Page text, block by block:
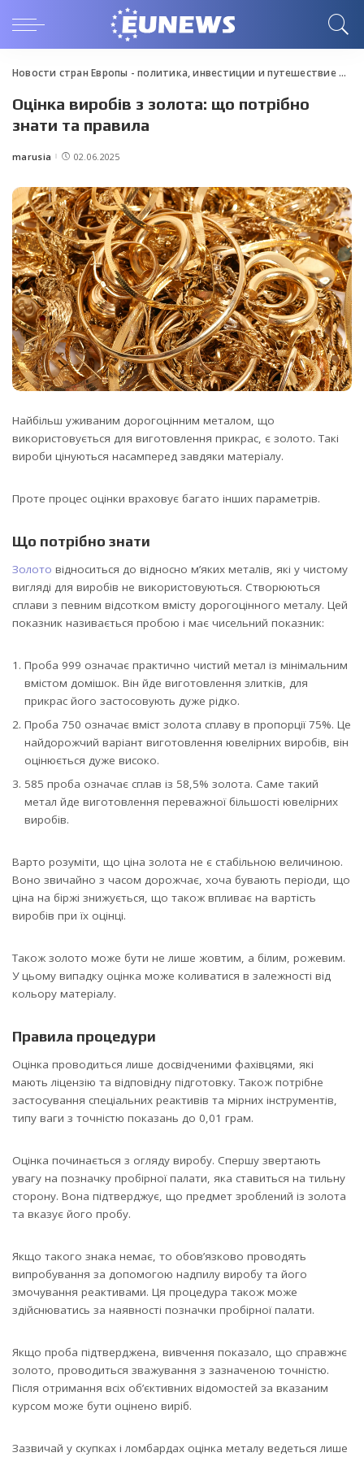
Новости стран Европы - политика, инвестиции и путешествие>
Оцінка виробів з золота: що потрібно
знати та правила
Posted
marusia 02.06.2025
Найбільш уживаним дорогоцінним металом, що
використовується для виготовлення прикрас, є золото. Такі
вироби цінуються насамперед завдяки матеріалу.
Проте процес оцінки враховує багато інших параметрів.
Що потрібно знати
Золото відноситься до відносно м’яких металів, які у чистому
вигляді для виробів не використовуються. Створюються
сплави з певним відсотком вмісту дорогоцінного металу. Цей
показник називається пробою і має чисельний показник:
Проба 999 означає практично чистий метал із мінімальним
вмістом домішок. Він йде виготовлення злитків, для
прикрас його застосовують дуже рідко.
Проба 750 означає вміст золота сплаву в пропорції 75%. Це
найдорожчий варіант виготовлення ювелірних виробів, він
оцінюється дуже високо.
585 проба означає сплав із 58,5% золота. Саме такий
метал йде виготовлення переважної більшості ювелірних
виробів.
Варто розуміти, що ціна золота не є стабільною величиною.
Воно звичайно з часом дорожчає, хоча бувають періоди, що
ціна на біржі знижується, що також впливає на вартість
виробів при їх оцінці.
Також золото може бути не лише жовтим, а білим, рожевим.
У цьому випадку оцінка може коливатися в залежності від
кольору матеріалу.
Правила процедури
Оцінка проводиться лише досвідченими фахівцями, які
мають ліцензію та відповідну підготовку. Також потрібне
застосування спеціальних реактивів та мірних інструментів,
типу ваги з точністю показань до 0,01 грам.
Оцінка починається з огляду виробу. Спершу звертають
увагу на позначку пробірної палати, яка ставиться на тильну
сторону. Вона підтверджує, що предмет зроблений із золота
та вказує його пробу.
Якщо такого знака немає, то обов’язково проводять
випробування за допомогою надпилу виробу та його
змочування реактивами. Ця процедура також може
здійснюватись за наявності позначки пробірної палати.
Якщо проба підтверджена, вивчення показало, що справжнє
золото, проводиться зважування з зазначеною точністю.
Після отримання всіх об’єктивних відомостей за вказаним
курсом може бути оцінено виріб.
Зазвичай у скупках і ломбардах оцінка металу ведеться лише